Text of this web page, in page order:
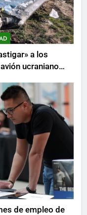
a los
ucraniano
de empleo de